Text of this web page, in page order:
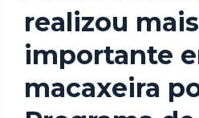
realizou
importante
macaxeira